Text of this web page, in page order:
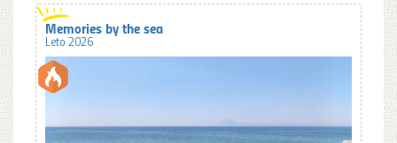
Memories by the sea
Leto 2026